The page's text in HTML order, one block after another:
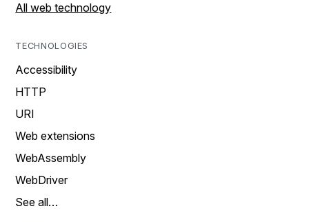
All web technology
TECHNOLOGIES
Accessibility
HTTP
URI
Web extensions
WebAssembly
WebDriver
See all…